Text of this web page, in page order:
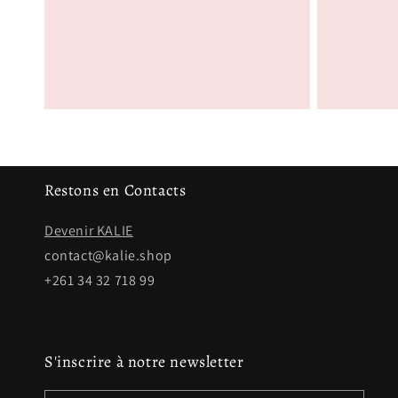
Restons en Contacts
Devenir KALIE
contact@kalie.shop
+261 34 32 718 99
S'inscrire à notre newsletter